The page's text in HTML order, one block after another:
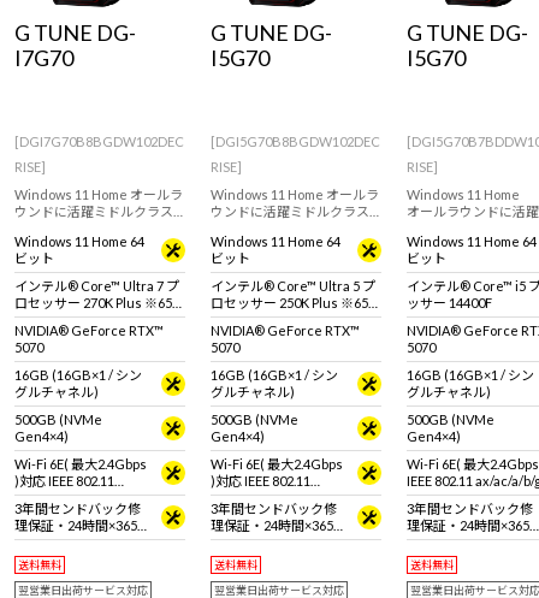
G TUNE DG-
I7G70
[DGI7G70B8BGDW102DEC
RISE]
Windows 11 Home オールラ
ウンドに活躍ミドルクラス
RTX 5070 & インテル Core
Ultra 7 プロセッサー 270K
Plus 搭載。 ※モニタ・マウ
ス・キーボードは別売りで
す。
Windows 11 Home 64
ビット
インテル® Core™ Ultra 7 プ
ロセッサー 270K Plus ※65W
動作
NVIDIA® GeForce RTX™
5070
16GB (16GB×1 / シン
グルチャネル)
500GB (NVMe
Gen4×4)
Wi-Fi 6E( 最大2.4Gbps
)対応 IEEE 802.11
ax/ac/a/b/g/n準拠 ＋
Bluetooth 5内蔵
3年間センドバック修
理保証・24時間×365
日電話サポート
送料無料
翌営業日出荷サービス対応
G TUNE DG-
I5G70
[DGI5G70B8BGDW102DEC
RISE]
Windows 11 Home オールラ
ウンドに活躍ミドルクラス
RTX 5070 & インテル Core
Ultra 5 プロセッサー 250K
Plus 搭載。 ※モニタ・マウ
ス・キーボードは別売りで
す。
Windows 11 Home 64
ビット
インテル® Core™ Ultra 5 プ
ロセッサー 250K Plus ※65W
動作
NVIDIA® GeForce RTX™
5070
16GB (16GB×1 / シン
グルチャネル)
500GB (NVMe
Gen4×4)
Wi-Fi 6E( 最大2.4Gbps
)対応 IEEE 802.11
ax/ac/a/b/g/n準拠 ＋
Bluetooth 5内蔵
3年間センドバック修
理保証・24時間×365
日電話サポート
送料無料
翌営業日出荷サービス対応
G TUNE DG-
I5G70
RISE]
Windows 11 Home
オールラウンドに活
GeForce RTX 5070 &
ル Core i5 プロセッサ
14400F 搭載。快適な
プレイや動画編集、
おすすめです。
Windows 11 Home 64
ビット
インテル® Core™ i5
ッサー 14400F
NVIDIA® GeForce
5070
16GB (16GB×1 / シン
グルチャネル)
500GB (NVMe
Gen4×4)
Wi-Fi 6E( 最大
IEEE 802.11 ax/ac/a/
拠 ＋ Bluetooth 5内蔵
3年間センドバック修
理保証・24時間×365
日電話サポート
送料無料
翌営業日出荷サービス対応